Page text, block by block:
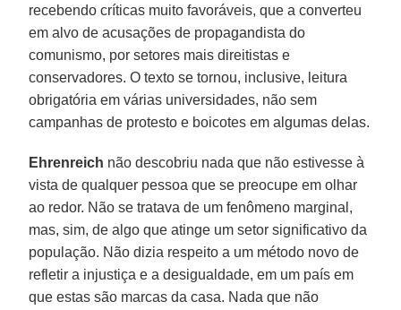
recebendo críticas muito favoráveis, que a converteu
em alvo de acusações de propagandista do
comunismo, por setores mais direitistas e
conservadores. O texto se tornou, inclusive, leitura
obrigatória em várias universidades, não sem
campanhas de protesto e boicotes em algumas delas.
Ehrenreich não descobriu nada que não estivesse à
vista de qualquer pessoa que se preocupe em olhar
ao redor. Não se tratava de um fenômeno marginal,
mas, sim, de algo que atinge um setor significativo da
população. Não dizia respeito a um método novo de
refletir a injustiça e a desigualdade, em um país em
que estas são marcas da casa. Nada que não